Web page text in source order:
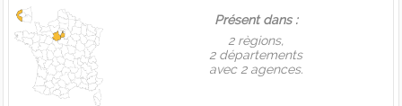
Présent dans :
2 règions,
2 départements
avec 2 agences.